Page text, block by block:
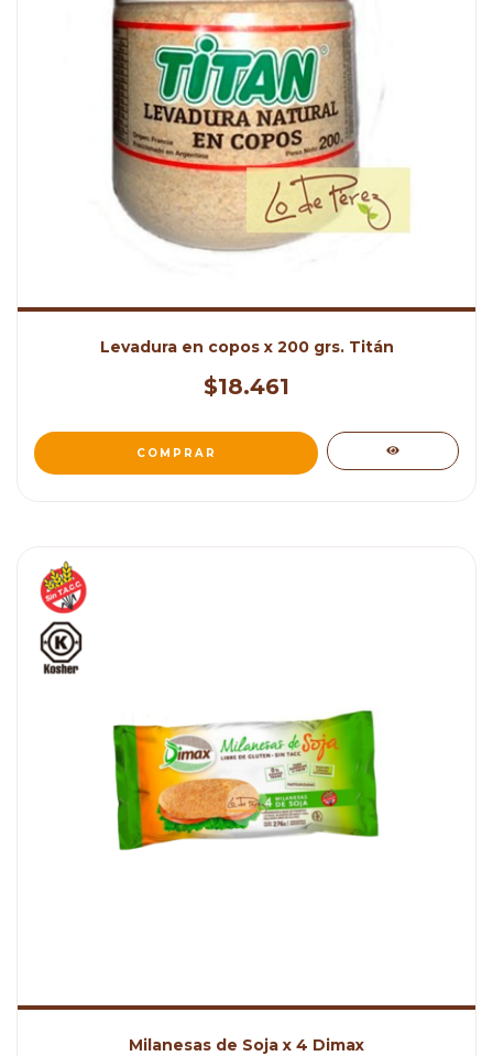
Levadura en copos x 200 grs. Titán
$18.461
Milanesas de Soja x 4 Dimax